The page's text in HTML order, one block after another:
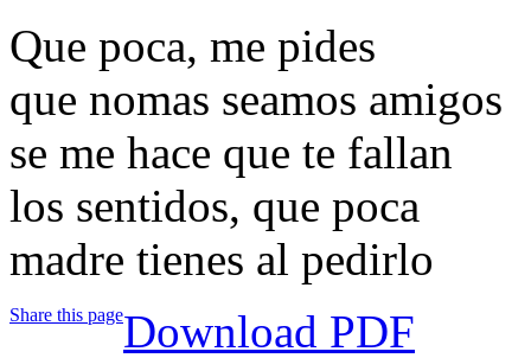
Que poca, me pides
que nomas seamos amigos
se me hace que te fallan
los sentidos, que poca
madre tienes al pedirlo
Share this pageDownload PDF